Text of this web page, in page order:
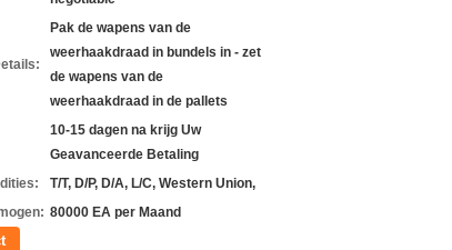
Pak de wapens van de
weerhaakdraad in bundels in - zet
de wapens van de
weerhaakdraad in de pallets
10-15 dagen na krijg Uw
Geavanceerde Betaling
T/T, D/P, D/A, L/C, Western Union,
80000 EA per Maand